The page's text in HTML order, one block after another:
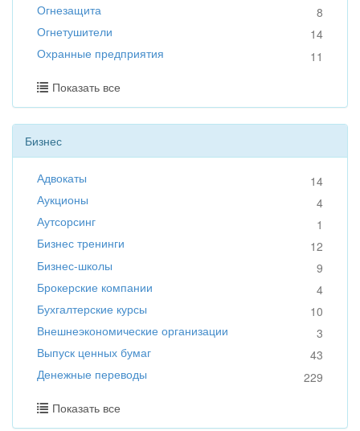
Огнезащита
8
Огнетушители
14
Охранные предприятия
11
Показать все
Бизнес
Адвокаты
14
Аукционы
4
Аутсорсинг
1
Бизнес тренинги
12
Бизнес-школы
9
Брокерские компании
4
Бухгалтерские курсы
10
Внешнеэкономические организации
3
Выпуск ценных бумаг
43
Денежные переводы
229
Показать все